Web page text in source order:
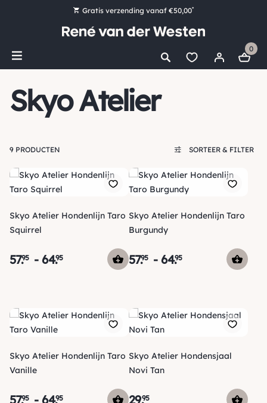
Gratis verzending vanaf €50,00*
Bestel nu, betaal later met Klarna
Ruim 16.000 artikelen op voorraad
Ruim 44 jaar kennis en ervaring
0
Skyo Atelier
9 PRODUCTEN SORTEER & FILTER
Skyo Atelier Hondenlijn Taro
Squirrel
57.95 -64.95
Skyo Atelier Hondenlijn Taro
Burgundy
57.95 -64.95
Skyo Atelier Hondenlijn Taro
Vanille
57.95 -64.95
Skyo Atelier Hondensjaal
Novi Tan
29.95